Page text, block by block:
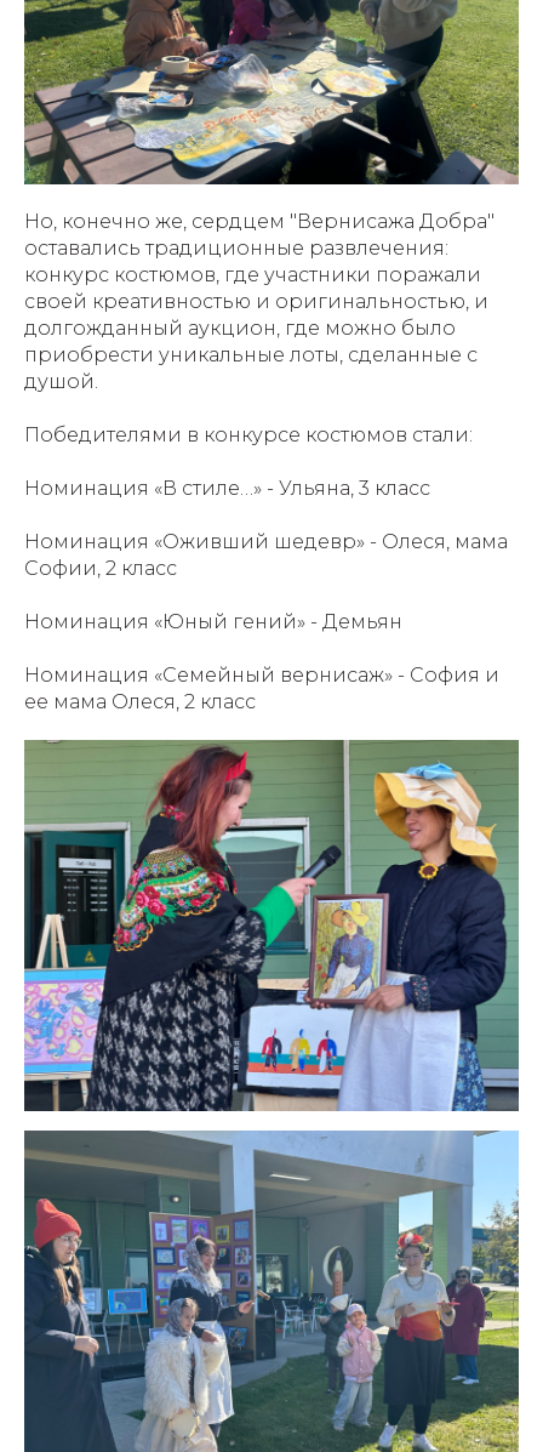
Но, конечно же, сердцем "Вернисажа Добра"
оставались традиционные развлечения:
конкурс костюмов, где участники поражали
своей креативностью и оригинальностью, и
долгожданный аукцион, где можно было
приобрести уникальные лоты, сделанные с
душой.
Победителями в конкурсе костюмов стали:
Номинация «В стиле…» - Ульяна, 3 класс
Номинация «Оживший шедевр» - Олеся, мама
Софии, 2 класс
Номинация «Юный гений» - Демьян
Номинация «Семейный вернисаж» - София и
ее мама Олеся, 2 класс